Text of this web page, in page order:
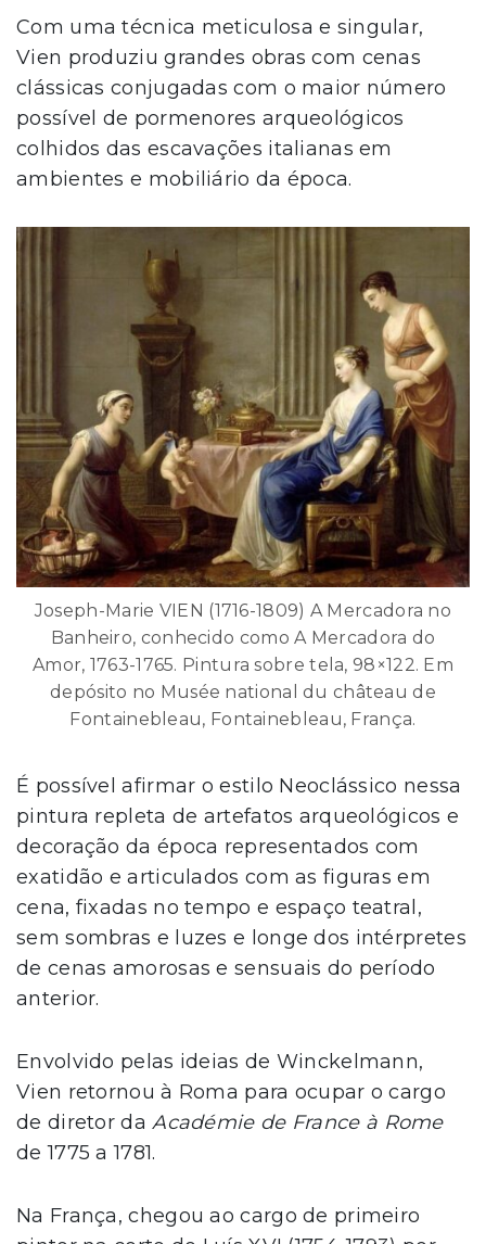
Com uma técnica meticulosa e singular,
Vien produziu grandes obras com cenas
clássicas conjugadas com o maior número
possível de pormenores arqueológicos
colhidos das escavações italianas em
ambientes e mobiliário da época.
Joseph-Marie VIEN (1716-1809) A Mercadora no
Banheiro, conhecido como A Mercadora do
Amor, 1763-1765. Pintura sobre tela, 98×122. Em
depósito no Musée national du château de
Fontainebleau, Fontainebleau, França.
É possível afirmar o estilo Neoclássico nessa
pintura repleta de artefatos arqueológicos e
decoração da época representados com
exatidão e articulados com as figuras em
cena, fixadas no tempo e espaço teatral,
sem sombras e luzes e longe dos intérpretes
de cenas amorosas e sensuais do período
anterior.
Envolvido pelas ideias de Winckelmann,
Vien retornou à Roma para ocupar o cargo
de diretor daAcadémie de France à Rome
de 1775 a 1781.
Na França, chegou ao cargo de primeiro